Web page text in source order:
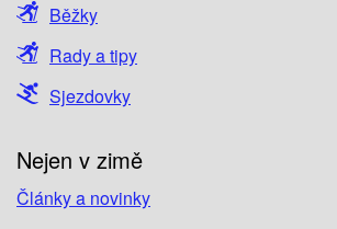
Běžky
Rady a tipy
Sjezdovky
Nejen v zimě
Články a novinky